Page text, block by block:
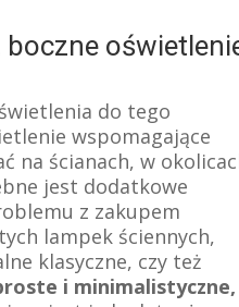
boczne
do tego
wspomagające
na ścianach, w
jest dodatkowe
z zakupem
lampek ściennych,
klasyczne, czy też
i minimalistyczne,